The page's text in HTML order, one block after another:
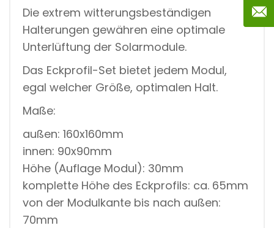
Die extrem witterungsbeständigen
Halterungen gewähren eine optimale
Unterlüftung der Solarmodule.
Das Eckprofil-Set bietet jedem Modul,
egal welcher Größe, optimalen Halt.
Maße:
außen: 160x160mm
innen: 90x90mm
Höhe (Auflage Modul): 30mm
komplette Höhe des Eckprofils: ca. 65mm
von der Modulkante bis nach außen:
70mm